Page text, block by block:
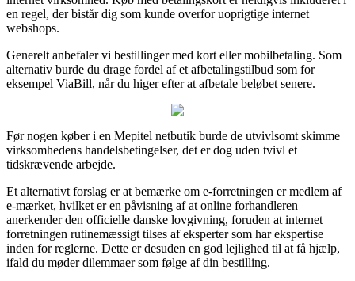
en regel, der bistår dig som kunde overfor uoprigtige internet
webshops.
Generelt anbefaler vi bestillinger med kort eller mobilbetaling. Som
alternativ burde du drage fordel af et afbetalingstilbud som for
eksempel ViaBill, når du higer efter at afbetale beløbet senere.
Før nogen køber i en Mepitel netbutik burde de utvivlsomt skimme
virksomhedens handelsbetingelser, det er dog uden tvivl et
tidskrævende arbejde.
Et alternativt forslag er at bemærke om e-forretningen er medlem af
e-mærket, hvilket er en påvisning af at online forhandleren
anerkender den officielle danske lovgivning, foruden at internet
forretningen rutinemæssigt tilses af eksperter som har ekspertise
inden for reglerne. Dette er desuden en god lejlighed til at få hjælp,
ifald du møder dilemmaer som følge af din bestilling.